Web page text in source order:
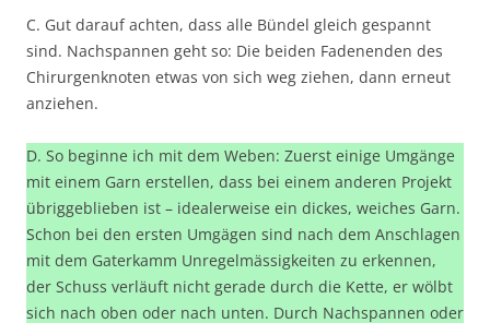
C. Gut darauf achten, dass alle Bündel gleich gespannt
sind. Nachspannen geht so: Die beiden Fadenenden des
Chirurgenknoten etwas von sich weg ziehen, dann erneut
anziehen.
D. So beginne ich mit dem Weben: Zuerst einige Umgänge
mit einem Garn erstellen, dass bei einem anderen Projekt
übriggeblieben ist – idealerweise ein dickes, weiches Garn.
Schon bei den ersten Umgägen sind nach dem Anschlagen
mit dem Gaterkamm Unregelmässigkeiten zu erkennen,
der Schuss verläuft nicht gerade durch die Kette, er wölbt
sich nach oben oder nach unten. Durch Nachspannen oder